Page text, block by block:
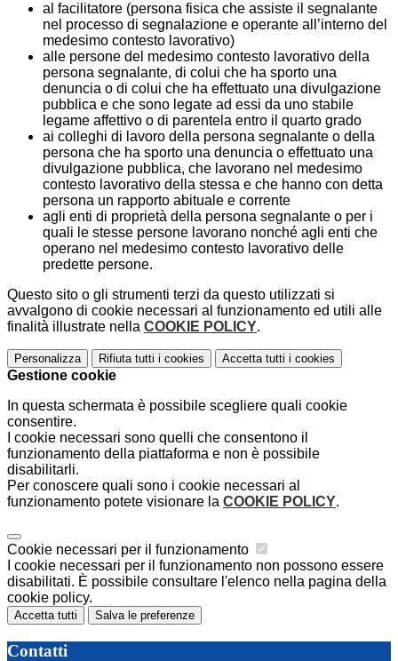
al facilitatore (persona fisica che assiste il segnalante
nel processo di segnalazione e operante all’interno del
medesimo contesto lavorativo)
alle persone del medesimo contesto lavorativo della
persona segnalante, di colui che ha sporto una
denuncia o di colui che ha effettuato una divulgazione
pubblica e che sono legate ad essi da uno stabile
legame affettivo o di parentela entro il quarto grado
ai colleghi di lavoro della persona segnalante o della
persona che ha sporto una denuncia o effettuato una
divulgazione pubblica, che lavorano nel medesimo
contesto lavorativo della stessa e che hanno con detta
persona un rapporto abituale e corrente
agli enti di proprietà della persona segnalante o per i
quali le stesse persone lavorano nonché agli enti che
operano nel medesimo contesto lavorativo delle
predette persone.
Questo sito o gli strumenti terzi da questo utilizzati si
avvalgono di cookie necessari al funzionamento ed utili alle
finalità illustrate nella COOKIE POLICY.
Personalizza Rifiuta tutti i cookies Accetta tutti i cookies
Gestione cookie
In questa schermata è possibile scegliere quali cookie
consentire.
I cookie necessari sono quelli che consentono il
funzionamento della piattaforma e non è possibile
disabilitarli.
Per conoscere quali sono i cookie necessari al
funzionamento potete visionare la COOKIE POLICY.
Cookie necessari per il funzionamento
I cookie necessari per il funzionamento non possono essere
disabilitati. È possibile consultare l'elenco nella pagina della
cookie policy.
Accetta tutti Salva le preferenze
Contatti